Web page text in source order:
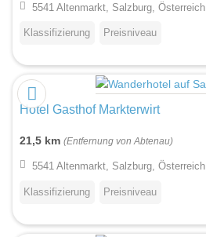
5541 Altenmarkt, Salzburg, Österreich
Klassifizierung Preisniveau
Hotel Gasthof Markterwirt
21,5 km (Entfernung von Abtenau)
5541 Altenmarkt, Salzburg, Österreich
Klassifizierung Preisniveau